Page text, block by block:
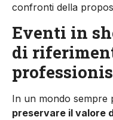
confronti della
Eventi in
di
In un mondo sempre
preservare il valore